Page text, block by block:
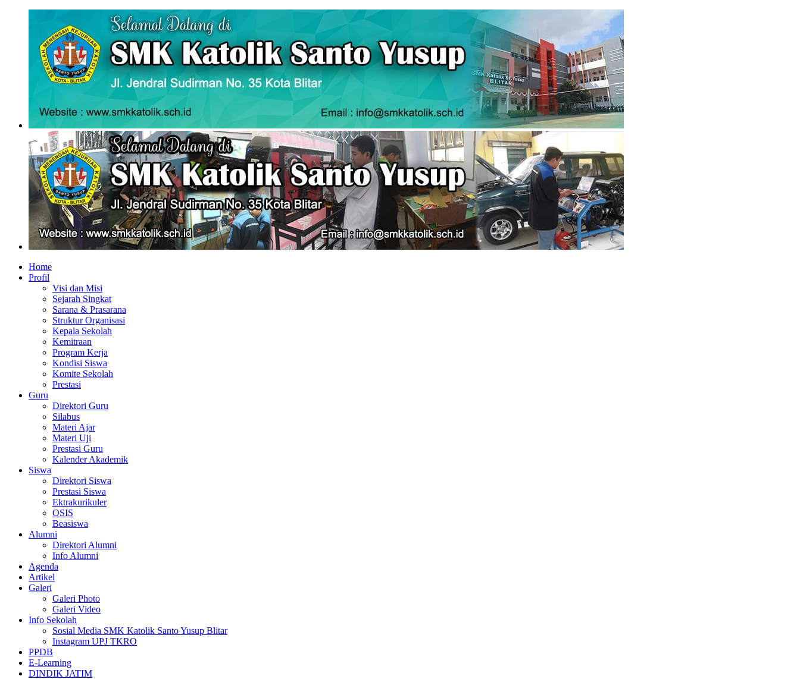
Home
Profil
Visi dan Misi
Sejarah Singkat
Sarana & Prasarana
Struktur Organisasi
Kepala Sekolah
Kemitraan
Program Kerja
Kondisi Siswa
Komite Sekolah
Prestasi
Guru
Direktori Guru
Silabus
Materi Ajar
Materi Uji
Prestasi Guru
Kalender Akademik
Siswa
Direktori Siswa
Prestasi Siswa
Ektrakurikuler
OSIS
Beasiswa
Alumni
Direktori Alumni
Info Alumni
Agenda
Artikel
Galeri
Galeri Photo
Galeri Video
Info Sekolah
Sosial Media SMK Katolik Santo Yusup Blitar
Instagram UPJ TKRO
PPDB
E-Learning
DINDIK JATIM